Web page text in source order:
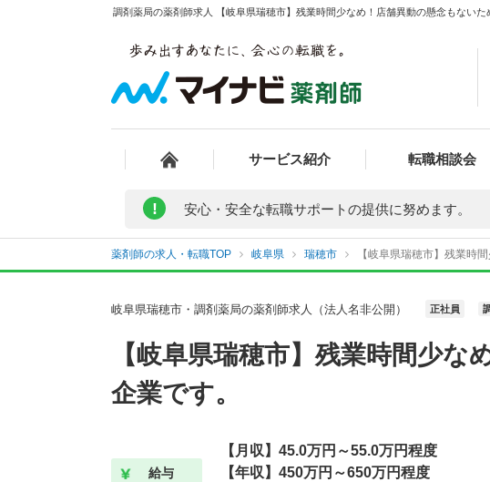
調剤薬局の薬剤師求人 【岐阜県瑞穂市】残業時間少なめ！店舗異動の懸念もない
サービス紹介 転職相談会
! 安心・安全な転職サポートの提供に努めます。
薬剤師の求人・転職TOP 岐阜県 瑞穂市 【岐阜県瑞穂市】残業時
岐阜県瑞穂市・調剤薬局の薬剤師求人（法人名非公開） 正社員
【岐阜県瑞穂市】残業時間少
企業です。
給与
【月収】45.0万円～55.0万円程度
【年収】450万円～650万円程度